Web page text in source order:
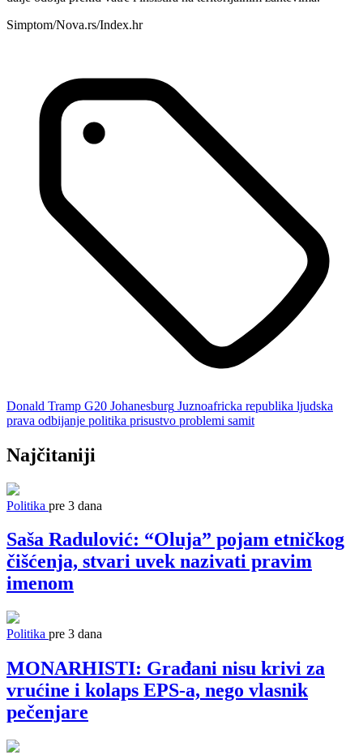
Simptom/Nova.rs/Index.hr
Donald Tramp G20 Johanesburg Juznoafricka republika ljudska
prava odbijanje politika prisustvo problemi samit
Najčitaniji
Politika pre 3 dana
Saša Radulović: “Oluja” pojam etničkog
čišćenja, stvari uvek nazivati pravim
imenom
Politika pre 3 dana
MONARHISTI: Građani nisu krivi za
vrućine i kolaps EPS-a, nego vlasnik
pečenjare